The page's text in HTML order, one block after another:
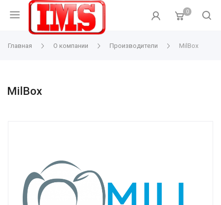
0
Главная О компании Производители MilBox
MilBox